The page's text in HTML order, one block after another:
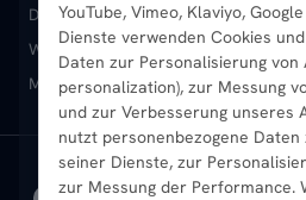
YouTube, Vimeo, Klaviyo,
Dienste verwenden Cookies
Daten zur Personalisierung von
personalization), zur Messung
und zur Verbesserung unseres
nutzt personenbezogene
seiner Dienste, zur
zur Messung der Performance.
Heizkörper-Zubehör
Montageservice vor Ort
Sendung verfolgen
Karriere
Ratgeber
Bestpreisgarantie
Newsletter
Aktuelle Angebote
Design-HeizkörperPaneelheizkörper
Wandheizkörper Wohnraum-Heizkörper
Mischbetrieb-HeizkörperHeizkörper-